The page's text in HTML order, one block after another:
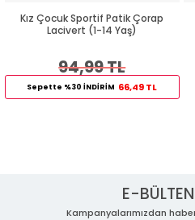
Kız Çocuk Sportif Patik Çorap
Lacivert (1-14 Yaş)
94,99 TL
Sepette %30 İNDİRİM 66,49 TL
E-
Kampanyalarımızdan